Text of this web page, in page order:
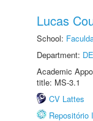
Lucas
School:
Department:
Academic
title: MS-3.1
CV Lattes
Repositório